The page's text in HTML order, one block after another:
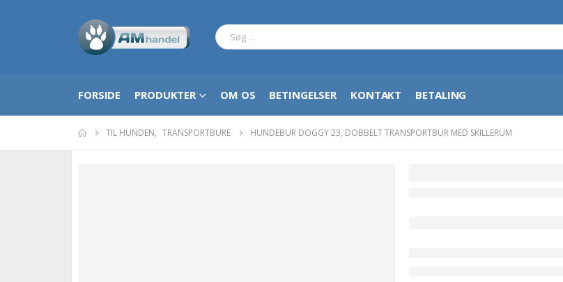
FORSIDE PRODUKTER OM OS BETINGELSER KONTAKT BETALING
TIL HUNDEN, TRANSPORTBURE HUNDEBUR DOGGY 23, DOBBELT TRANSPORTBUR MED SKILLERUM